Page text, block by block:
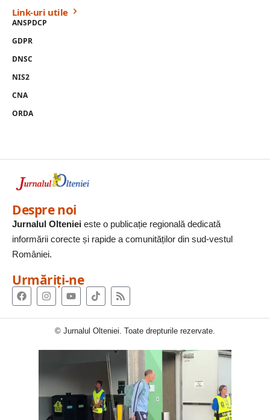
Link-uri utile
ANSPDCP
GDPR
DNSC
NIS2
CNA
ORDA
Despre noi
Jurnalul Olteniei este o publicație regională dedicată
informării corecte și rapide a comunităților din sud-vestul
României.
Urmăriți-ne
© Jurnalul Olteniei. Toate drepturile rezervate.